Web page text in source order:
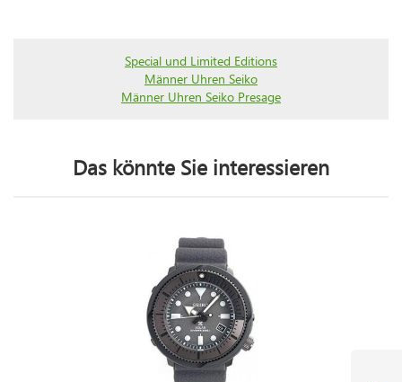
Special und Limited Editions
Männer Uhren Seiko
Männer Uhren Seiko Presage
Das könnte Sie interessieren